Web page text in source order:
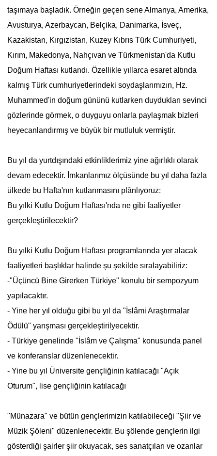
taşımaya başladık. Örneğin geçen sene Almanya, Amerika,
Avusturya, Azerbaycan, Belçika, Danimarka, İsveç,
Kazakistan, Kırgızistan, Kuzey Kıbrıs Türk Cumhuriyeti,
Kırım, Makedonya, Nahçıvan ve Türkmenistan'da Kutlu
Doğum Haftası kutlandı. Özellikle yıllarca esaret altında
kalmış Türk cumhuriyetlerindeki soydaşlarımızın, Hz.
Muhammed'in doğum gününü kutlarken duydukları sevinci
gözlerinde görmek, o duyguyu onlarla paylaşmak bizleri
heyecanlandırmış ve büyük bir mutluluk vermiştir.
Bu yıl da yurtdışındaki etkinliklerimiz yine ağırlıklı olarak
devam edecektir. İmkanlarımız ölçüsünde bu yıl daha fazla
ülkede bu Hafta'nın kutlanmasını plânlıyoruz:
Bu yılki Kutlu Doğum Haftası'nda ne gibi faaliyetler
gerçekleştirilecektir?
Bu yılki Kutlu Doğum Haftası programlarında yer alacak
faaliyetleri başlıklar halinde şu şekilde sıralayabiliriz:
-"Üçüncü Bine Girerken Türkiye" konulu bir sempozyum
yapılacaktır.
- Yine her yıl olduğu gibi bu yıl da "İslâmi Araştırmalar
Ödülü" yarışması gerçekleştirilyecektir.
- Türkiye genelinde "İslâm ve Çalışma" konusunda panel
ve konferanslar düzenlenecektir.
- Yine bu yıl Üniversite gençliğinin katılacağı "Açık
Oturum", lise gençliğinin katılacağı
"Münazara" ve bütün gençlerimizin katılabileceği "Şiir ve
Müzik Şöleni" düzenlenecektir. Bu şölende gençlerin ilgi
gösterdiği şairler şiir okuyacak, ses sanatçıları ve ozanlar